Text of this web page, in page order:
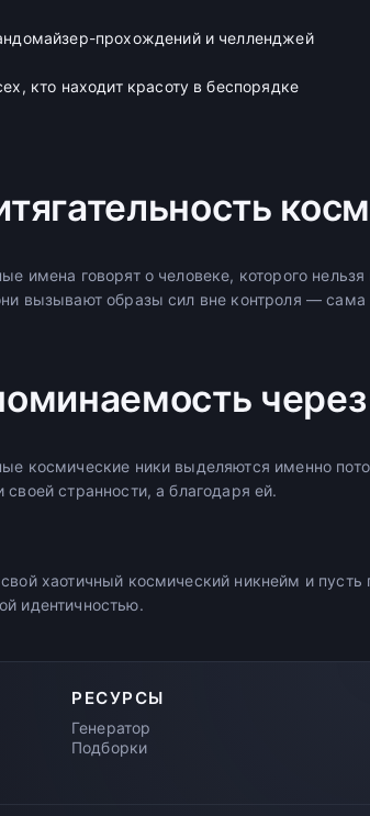
прохождений и челленджей
кто находит красоту в беспорядке
имена говорят о человеке, которого
вызывают образы сил вне контроля —
космические ники выделяются именно
своей странности, а благодаря ей.
хаотичный космический никнейм и
идентичностью.
РЕСУРСЫ
Генератор
Подборки